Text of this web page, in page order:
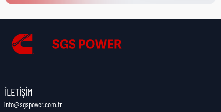
Nakliye Uzunluğu:
İLETIŞIM
info@sgspower.com.tr